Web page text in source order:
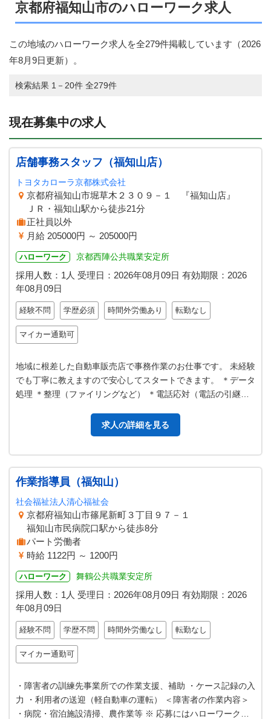
京都府福知山市のハローワーク求人
この地域のハローワーク求人を全279件掲載しています（2026
年8月9日更新）。
検索結果 1－20件 全279件
現在募集中の求人
店舗事務スタッフ（福知山店）
トヨタカローラ京都株式会社
京都府福知山市堀草木２３０９－１ 『福知山店』
ＪＲ・福知山駅から徒歩21分
正社員以外
月給 205000円 ～ 205000円
ハローワーク 京都西陣公共職業安定所
採用人数：1人 受理日： 2026年08月09日 有効期限： 2026
年08月09日
経験不問 学歴必須 時間外労働あり 転勤なし
マイカー通勤可
地域に根差した自動車販売店で事務作業のお仕事です。 未経験
でも丁寧に教えますので安心してスタートできます。 ＊データ
処理 ＊整理（ファイリングなど） ＊電話応対（電話の引継
求人の詳細を見る
作業指導員（福知山）
社会福祉法人清心福祉会
京都府福知山市篠尾新町３丁目９７－１
福知山市民病院口駅から徒歩8分
パート労働者
時給 1122円 ～ 1200円
ハローワーク 舞鶴公共職業安定所
採用人数：1人 受理日： 2026年08月09日 有効期限： 2026
年08月09日
経験不問 学歴不問 時間外労働なし 転勤なし
マイカー通勤可
・障害者の訓練先事業所での作業支援、補助 ・ケース記録の入
力 ・利用者の送迎（軽自動車の運転） ＜障害者の作業内容＞
・病院・宿泊施設清掃、農作業等 ※ 応募にはハローワークの